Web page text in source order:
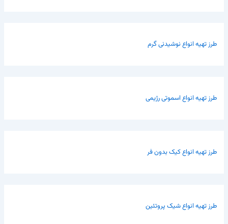
طرز تهیه انواع نوشیدنی گرم
طرز تهیه انواع اسموتی رژیمی
طرز تهیه انواع کیک بدون فر
طرز تهیه انواع شیک پروتئین